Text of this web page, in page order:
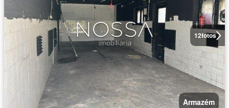
12fotos
Armazém